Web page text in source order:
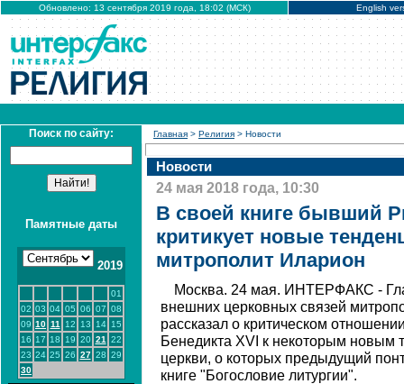
Обновлено: 13 сентября 2019 года, 18:02 (МСК) English
Поиск по сайту:
Памятные даты
2019
01
02 03 04 05 06 07 08
09 10 11 12 13 14 15
16 17 18 19 20 21
22
23 24 25 26 27 28 29
30
Главная > Религия > Новости
Новости
24 мая 2018 года, 10:30
В своей книге бывший
критикует новые
митрополит Иларион
Москва. 24 мая. ИНТЕРФАКС -
внешних церковных связей
рассказал о критическом
Бенедикта XVI к некоторым новым
церкви, о которых предыдущий
книге "Богословие литургии".